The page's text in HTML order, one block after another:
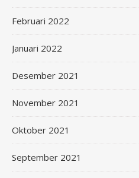
Februari 2022
Januari 2022
Desember 2021
November 2021
Oktober 2021
September 2021